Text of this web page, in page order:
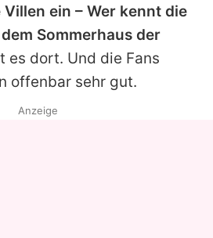
verwalten
Villen ein – Wer kennt die
Sommerhaus der
es dort. Und die Fans
offenbar sehr gut.
Anzeige